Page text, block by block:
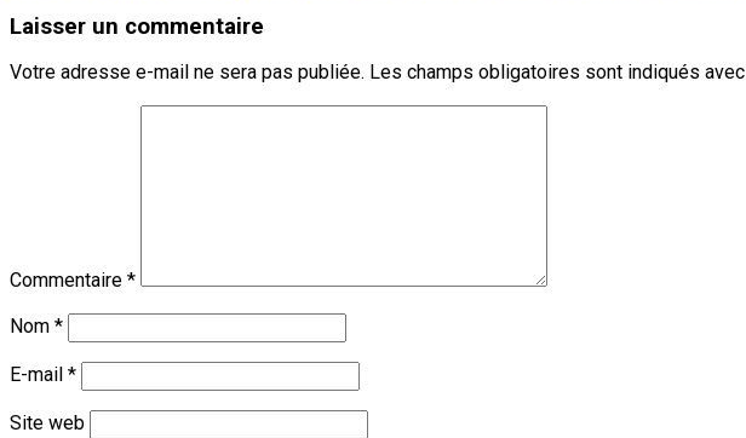
Laisser un commentaire
Votre adresse e-mail ne sera pas publiée. Les champs obligatoires sont indiqués avec
Commentaire *
Nom *
E-mail *
Site web